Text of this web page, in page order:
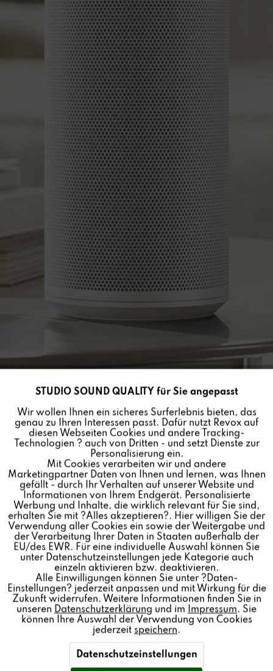
STUDIOART P100 ROOM
SPEAKER
CHF 195.00 *
Farbe:
Menge:
In den Warenkorb
Der Revox STUDIOART P100 Room Speaker ist ein
passiver Zusatz-Lautsprecher für die Stereo-
Wiedergabe mit dem STUDIOMASTER A200 oder
STUDIOART A100 in höchster Wiedergabequalität.
Anbindung durch Lautsprecherkabel.
Funktionale Aktiv
Marketing Inaktiv
Tracking Inaktiv
Personalisierung Inaktiv
Service Inaktiv
STUDIO SOUND QUALITY für Sie angepasst
Wir wollen Ihnen ein sicheres Surferlebnis bieten, das
genau zu Ihren Interessen passt. Dafür nutzt Revox auf
diesen Webseiten Cookies und andere Tracking-
Technologien ? auch von Dritten - und setzt Dienste zur
Personalisierung ein.
Mit Cookies verarbeiten wir und andere
Marketingpartner Daten von Ihnen und lernen, was Ihnen
gefällt - durch Ihr Verhalten auf unserer Website und
Informationen von Ihrem Endgerät. Personalisierte
Werbung und Inhalte, die wirklich relevant für Sie sind,
erhalten Sie mit ?Alles akzeptieren?. Hier willigen Sie der
Verwendung aller Cookies ein sowie der Weitergabe und
der Verarbeitung Ihrer Daten in Staaten außerhalb der
EU/des EWR. Für eine individuelle Auswahl können Sie
unter Datenschutzeinstellungen jede Kategorie auch
einzeln aktivieren bzw. deaktivieren.
Alle Einwilligungen können Sie unter ?Daten-
Einstellungen? jederzeit anpassen und mit Wirkung für die
Zukunft widerrufen. Weitere Informationen finden Sie in
unseren Datenschutzerklärung und im Impressum. Sie
können Ihre Auswahl der Verwendung von Cookies
jederzeit speichern.
Datenschutzeinstellungen